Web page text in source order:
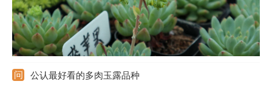
公认最好看的多肉玉露品种